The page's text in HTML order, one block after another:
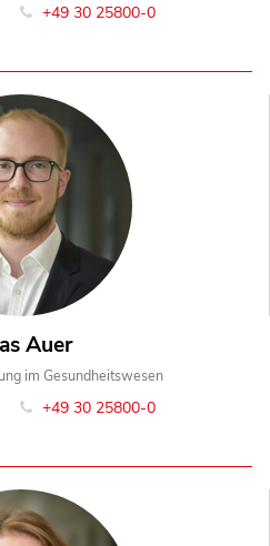
+49 30 25800-0
Auer
im Gesundheitswesen
+49 30 25800-0